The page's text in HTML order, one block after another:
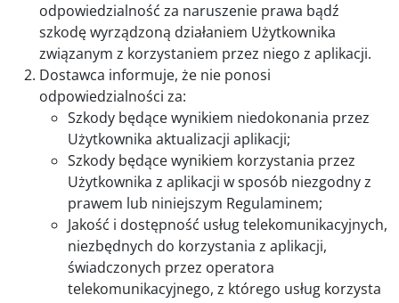
odpowiedzialność za naruszenie prawa bądź
szkodę wyrządzoną działaniem Użytkownika
związanym z korzystaniem przez niego z aplikacji.
Dostawca informuje, że nie ponosi
odpowiedzialności za:
Szkody będące wynikiem niedokonania przez
Użytkownika aktualizacji aplikacji;
Szkody będące wynikiem korzystania przez
Użytkownika z aplikacji w sposób niezgodny z
prawem lub niniejszym Regulaminem;
Jakość i dostępność usług telekomunikacyjnych,
niezbędnych do korzystania z aplikacji,
świadczonych przez operatora
telekomunikacyjnego, z którego usług korzysta